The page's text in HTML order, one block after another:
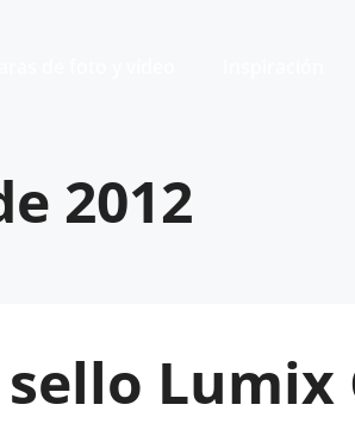
2012
Lumix